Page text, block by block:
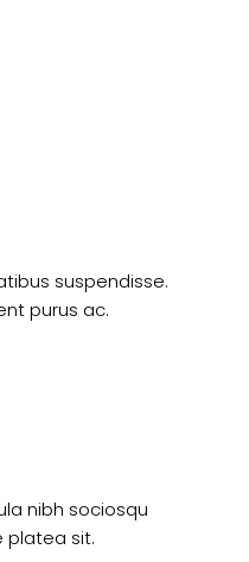
suspendisse.
purus ac.
nibh sociosqu
platea sit.